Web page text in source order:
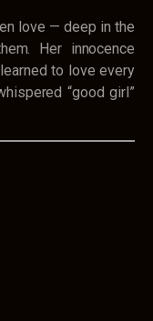
love — deep in the
Her innocence
to love every
“good girl”